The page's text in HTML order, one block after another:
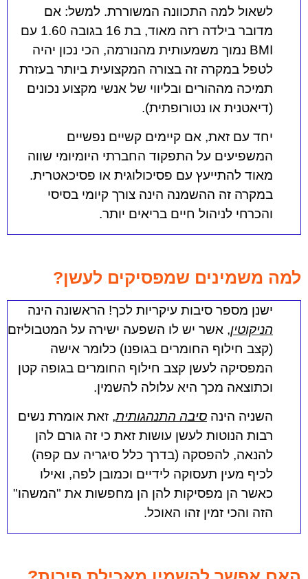
לשאול למה התכוונה המשוררת. למשל: אם
מדובר בילדה רזה מאוד, בת 16 בגובה 1.60 עם
BMI נמוך משמעותית מהנורמה, הכי נכון יהיה
לטפל במקרה זה בצורה המקצועית ביותר בעזרת
תמיכה מההורים ובליווי של אנשי מקצוע נכונים
(דיאטנית או נטורופתית).
יחד עם זאת, אם קיימים קשיים נפשיים
המשפיעים על התפקוד החברתי היומיומי שווה
מאוד להתייעץ עם פסיכולוגית או פסיכאטרית.
במקרה זה ההשמנה הינה צורך קיומי בסיסי
והכרחי לניהול חיים בריאים יותר.
למה משמינים שמפסיקים לעשן?
ישנן מספר סיבות עיקריות לכך! הראשונה הינה
הניקוטין, אשר יש לו השפעה ישירה על המטבוליזם
(קצב חילוף החומרים בגופנו) כלומר אישה
המפסיקה לעשן קצב חילוף החומרים בגופה קטן
וכתוצאה מכך היא עלולה להשמין.
השניה הינה סיבה התנהגותית, זאת אומרת נשים
רבות הנוטות לעשן עושות זאת כי זה גורם להן
להנאה, להפסקה (בדרך כלל סיגריה עם קפה)
לכיף מעין תעסוקה לידיים וכמובן לפה, ואילו
כאשר הן מפסיקות להן הן מחפשות את "המשהו"
הזה והכי זמין זהו האוכל.